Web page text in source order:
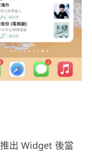
出 Widget 後當